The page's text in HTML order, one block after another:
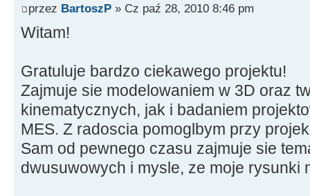
przez BartoszP » Cz paź 28, 2010 8:46 pm
Witam!
Gratuluje bardzo ciekawego projektu!
Zajmuje sie modelowaniem w 3D oraz
kinematycznych, jak i badaniem
MES. Z radoscia pomoglbym przy
Sam od pewnego czasu zajmuje sie
dwusuwowych i mysle, ze moje rysunki